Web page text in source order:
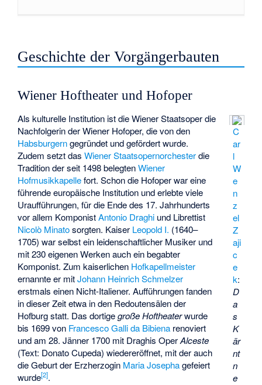
Geschichte der Vorgängerbauten
Wiener Hoftheater und Hofoper
C
ar
l
W
e
n
z
el
Z
aji
c
e
k:
D
a
s
K
är
nt
n
e
Als kulturelle Institution ist die Wiener Staatsoper die
Nachfolgerin der Wiener Hofoper, die von den
Habsburgerngegründet und gefördert wurde.
Zudem setzt dasWiener Staatsopernorchesterdie
Tradition der seit 1498 belegtenWiener
Hofmusikkapellefort. Schon die Hofoper war eine
führende europäische Institution und erlebte viele
Uraufführungen, für die Ende des 17. Jahrhunderts
vor allem KomponistAntonio Draghi und Librettist
Nicolò Minatosorgten. Kaiser Leopold I. (1640–
1705) war selbst ein leidenschaftlicher Musiker und
mit 230 eigenen Werken auch ein begabter
Komponist. Zum kaiserlichen Hofkapellmeister
ernannte er mitJohann Heinrich Schmelzer
erstmals einen Nicht-Italiener. Aufführungen fanden
in dieser Zeit etwa in den Redoutensälen der
Hofburg statt. Das dortigegroße Hoftheaterwurde
bis 1699 von Francesco Galli da Bibiena renoviert
und am 28. Jänner 1700 mit Draghis OperAlceste
(Text: Donato Cupeda) wiedereröffnet, mit der auch
die Geburt der Erzherzogin Maria Josephagefeiert
wurde[2].